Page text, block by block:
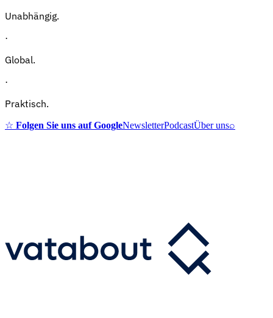
Unabhängig.
·
Global.
·
Praktisch.
☆ Folgen Sie uns auf GoogleNewsletterPodcastÜber uns⌕